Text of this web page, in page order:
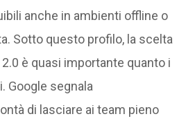
anche in ambienti offline o
Sotto questo profilo, la scelta
è quasi importante quanto i
Google segnala
di lasciare ai team pieno